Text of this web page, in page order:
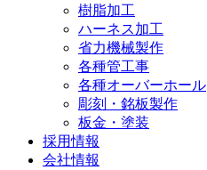
樹脂加工
ハーネス加工
省力機械製作
各種管工事
各種オーバーホール
彫刻・銘板製作
板金・塗装
採用情報
会社情報